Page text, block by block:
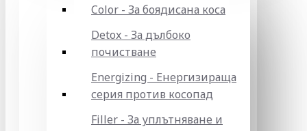
Color - За боядисана коса
Detox - За дълбоко
почистване
Energizing - Енергизираща
серия против косопад
Filler - За уплътняване и